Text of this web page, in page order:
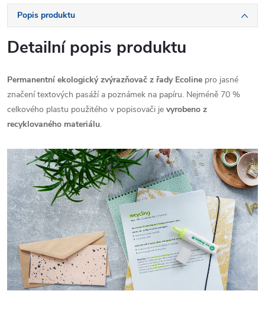
Popis produktu
Detailní popis produktu
Permanentní ekologický zvýrazňovač z řady Ecoline pro jasné
značení textových pasáží a poznámek na papíru. Nejméně 70 %
celkového plastu použitého v popisovači je vyrobeno z
recyklovaného materiálu.